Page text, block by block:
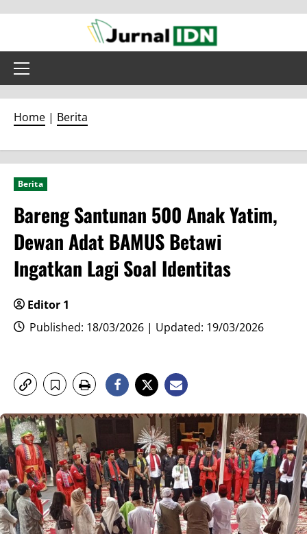
content
Primary
Home | Berita
Berita
Bareng Santunan 500 Anak Yatim,
Dewan Adat BAMUS Betawi
Ingatkan Lagi Soal Identitas
Editor 1
Published: 18/03/2026 | Updated: 19/03/2026